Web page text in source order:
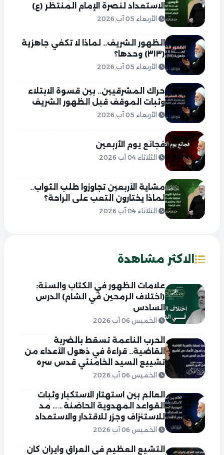
الاستعداد لنصرة الإمام المنتظر (ع)
الأربعاء 05 آب 2026
الظهور الشريف.. لماذا لا تكفي جاهزية
(٣١٣) وحدها؟
الأربعاء 05 آب 2026
حراك المشرقيين.. بين قسوة الابتلاء
وثبات الموقف قبل الظهور الشريف
الأربعاء 05 آب 2026
فجائع يوم الأربعين
الثلاثاء 04 آب 2026
مشاية الأربعين تجاوزوا طلب الثواب..
لماذا يختارون التعب على الراحة؟
الثلاثاء 04 آب 2026
الاكثر مشاهدة
علامات الظهور في الكتاب والسنة:
(اختلاف الرمحين في الشام) الدرس
السادس
الخميس 06 آب 2026
الحرب الناعمة تسقط بالضربة
القاضية.. قراءة في ذهول الأعداء من
تشييع السيد الخامنئي قدس سره
الخميس 06 آب 2026
العالم بين استهتار الاستكبار وثبات
القواعد المهدوية الحاضنة…… مد
للاستنزاف وجزر للاقتدار والاستعداد
الخميس 06 آب 2026
التشيع العظيم في العراق وايران كان